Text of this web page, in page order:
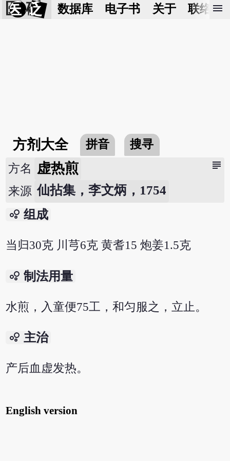
医 砭 数据库 电子书 关于 联络我
menu
方剂大全 拼音 搜寻
subject
方名 虚热煎
来源 仙拈集，李文炳，1754
bubble_chart 组成
当归30克 川芎6克 黄耆15 炮姜1.5克
bubble_chart 制法用量
水煎，入童便75工，和匀服之，立止。
bubble_chart 主治
产后血虚发热。
English version